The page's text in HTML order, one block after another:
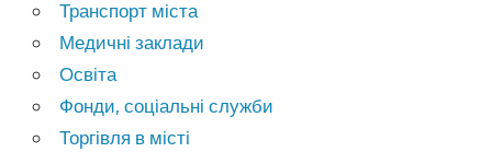
Транспорт міста
Медичні заклади
Освіта
Фонди, соціальні служби
Торгівля в місті